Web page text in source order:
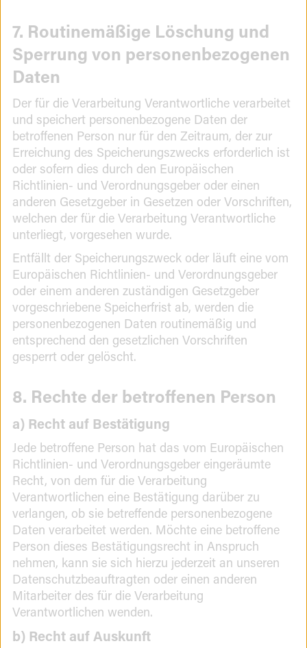
7. Routinemäßige Löschung und
Sperrung von personenbezogenen
Daten
Der für die Verarbeitung Verantwortliche verarbeitet
und speichert personenbezogene Daten der
betroffenen Person nur für den Zeitraum, der zur
Erreichung des Speicherungszwecks erforderlich ist
oder sofern dies durch den Europäischen
Richtlinien- und Verordnungsgeber oder einen
anderen Gesetzgeber in Gesetzen oder Vorschriften,
welchen der für die Verarbeitung Verantwortliche
unterliegt, vorgesehen wurde.
Entfällt der Speicherungszweck oder läuft eine vom
Europäischen Richtlinien- und Verordnungsgeber
oder einem anderen zuständigen Gesetzgeber
vorgeschriebene Speicherfrist ab, werden die
personenbezogenen Daten routinemäßig und
entsprechend den gesetzlichen Vorschriften
gesperrt oder gelöscht.
8. Rechte der betroffenen Person
a) Recht auf Bestätigung
Jede betroffene Person hat das vom Europäischen
Richtlinien- und Verordnungsgeber eingeräumte
Recht, von dem für die Verarbeitung
Verantwortlichen eine Bestätigung darüber zu
verlangen, ob sie betreffende personenbezogene
Daten verarbeitet werden. Möchte eine betroffene
Person dieses Bestätigungsrecht in Anspruch
nehmen, kann sie sich hierzu jederzeit an unseren
Datenschutzbeauftragten oder einen anderen
Mitarbeiter des für die Verarbeitung
Verantwortlichen wenden.
b) Recht auf Auskunft